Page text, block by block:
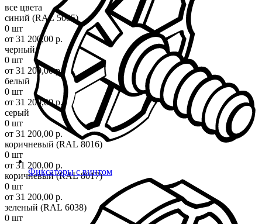
Фиксаторы с винтом
все цвета
синий (RAL 5005)
0 шт
от 31 200,00 р.
черный
0 шт
от 31 200,00 р.
белый
0 шт
от 31 200,00 р.
серый
0 шт
от 31 200,00 р.
коричневый (RAL 8016)
0 шт
от 31 200,00 р.
коричневый (RAL 8017)
0 шт
от 31 200,00 р.
зеленый (RAL 6038)
0 шт